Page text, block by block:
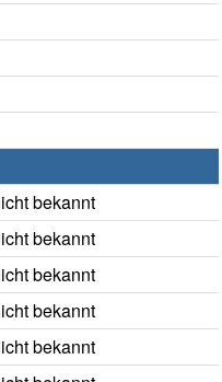
bekannt
bekannt
bekannt
bekannt
bekannt